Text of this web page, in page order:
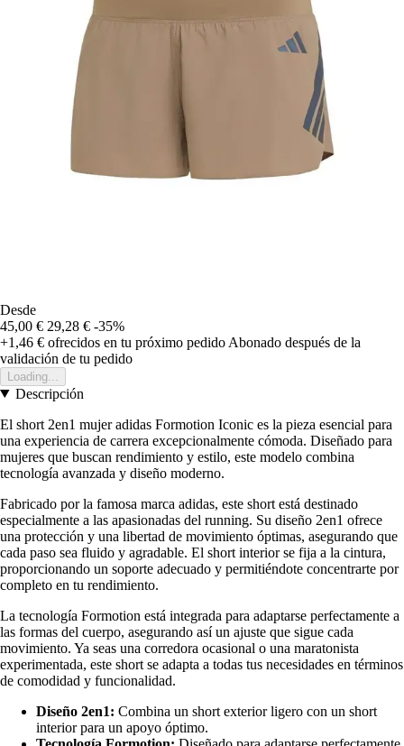
Desde
45,00 € 29,28 € -35%
+1,46 € ofrecidos en tu próximo pedido Abonado después de la
validación de tu pedido
Loading...
Descripción
El short 2en1 mujer adidas Formotion Iconic es la pieza esencial para
una experiencia de carrera excepcionalmente cómoda. Diseñado para
mujeres que buscan rendimiento y estilo, este modelo combina
tecnología avanzada y diseño moderno.
Fabricado por la famosa marca adidas, este short está destinado
especialmente a las apasionadas del running. Su diseño 2en1 ofrece
una protección y una libertad de movimiento óptimas, asegurando que
cada paso sea fluido y agradable. El short interior se fija a la cintura,
proporcionando un soporte adecuado y permitiéndote concentrarte por
completo en tu rendimiento.
La tecnología Formotion está integrada para adaptarse perfectamente a
las formas del cuerpo, asegurando así un ajuste que sigue cada
movimiento. Ya seas una corredora ocasional o una maratonista
experimentada, este short se adapta a todas tus necesidades en términos
de comodidad y funcionalidad.
Diseño 2en1: Combina un short exterior ligero con un short
interior para un apoyo óptimo.